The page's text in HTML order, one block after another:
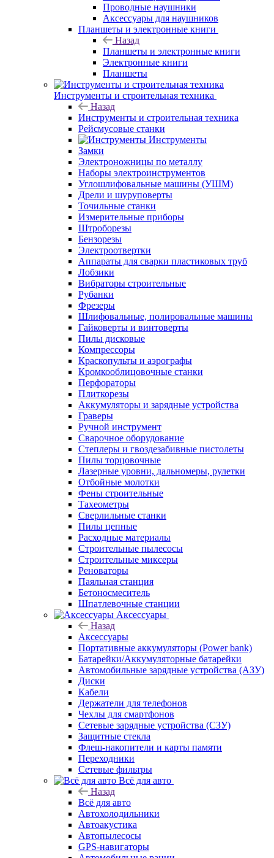
Проводные наушники
Аксессуары для наушников
Планшеты и электронные книги
Назад
Планшеты и электронные книги
Электронные книги
Планшеты
Инструменты и строительная техника
Назад
Инструменты и строительная техника
Рейсмусовые станки
Инструменты
Замки
Электроножницы по металлу
Наборы электроинструментов
Углошлифовальные машины (УШМ)
Дрели и шуруповерты
Точильные станки
Измерительные приборы
Штроборезы
Бензорезы
Электроотвертки
Аппараты для сварки пластиковых труб
Лобзики
Вибраторы строительные
Рубанки
Фрезеры
Шлифовальные, полировальные машины
Гайковерты и винтоверты
Пилы дисковые
Компрессоры
Краскопульты и аэрографы
Кромкооблицовочные станки
Перфораторы
Плиткорезы
Аккумуляторы и зарядные устройства
Граверы
Ручной инструмент
Сварочное оборудование
Степлеры и гвоздезабивные пистолеты
Пилы торцовочные
Лазерные уровни, дальномеры, рулетки
Отбойные молотки
Фены строительные
Тахеометры
Сверлильные станки
Пилы цепные
Расходные материалы
Строительные пылесосы
Строительные миксеры
Реноваторы
Паяльная станция
Бетоносмеситель
Шпатлевочные станции
Аксессуары
Назад
Аксессуары
Портативные аккумуляторы (Power bank)
Батарейки/Аккумуляторные батарейки
Автомобильные зарядные устройства (АЗУ)
Диски
Кабели
Держатели для телефонов
Чехлы для смартфонов
Сетевые зарядные устройства (СЗУ)
Защитные стекла
Флеш-накопители и карты памяти
Переходники
Сетевые фильтры
Всё для авто
Назад
Всё для авто
Автохолодильники
Автоакустика
Автопылесосы
GPS-навигаторы